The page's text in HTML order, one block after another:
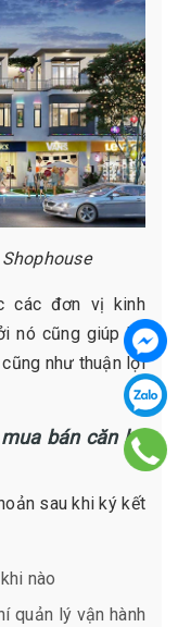
các đơn vị kinh
nó cũng giúp họ
như thuận lợi
bán căn hộ
sau khi ký kết
nào
quản lý vận hành